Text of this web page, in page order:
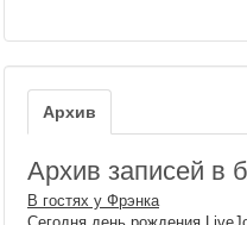
Архив
Архив записей в
В гостях у Фрэнка